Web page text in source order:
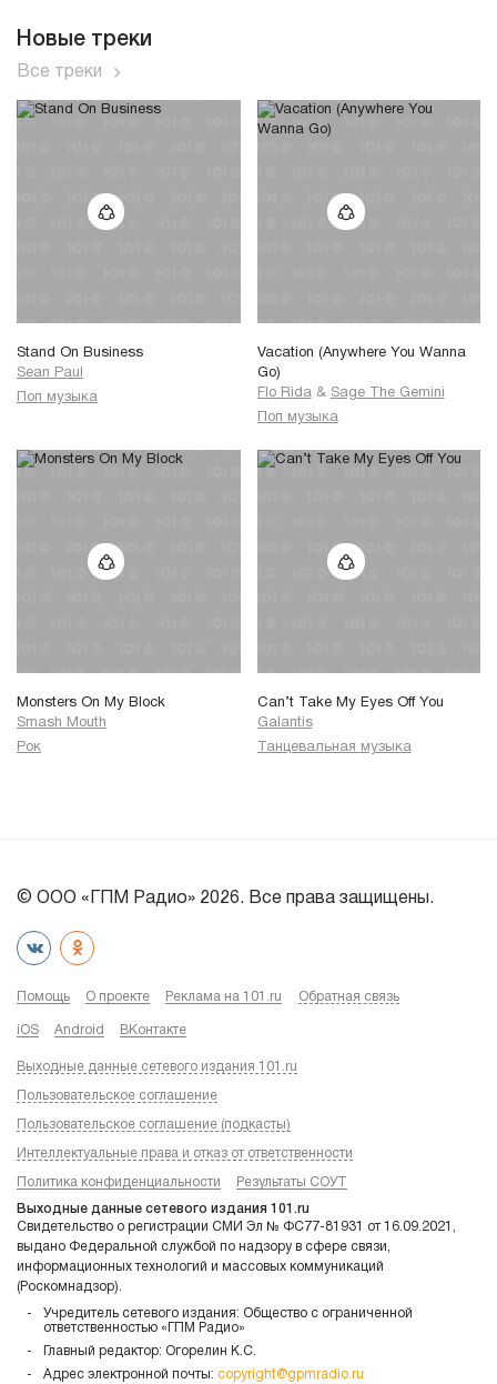
Новые треки
Все треки
Stand On Business
Sean Paul
Поп музыка
Vacation (Anywhere You Wanna
Go)
Flo Rida & Sage The Gemini
Поп музыка
Monsters On My Block
Smash Mouth
Рок
Can’t Take My Eyes Off You
Galantis
Танцевальная музыка
© ООО «ГПМ Радио» 2026. Все права защищены.
Помощь О проекте Реклама на 101.ru Обратная связь
iOS Android ВКонтакте
Выходные данные сетевого издания 101.ru
Пользовательское соглашение
Пользовательское соглашение (подкасты)
Интеллектуальные права и отказ от ответственности
Политика конфиденциальности Результаты СОУТ
Выходные данные сетевого издания 101.ru
Свидетельство о регистрации СМИ Эл № ФС77-81931 от 16.09.2021,
выдано Федеральной службой по надзору в сфере связи,
информационных технологий и массовых коммуникаций
(Роскомнадзор).
Учредитель сетевого издания: Общество с ограниченной
ответственностью «ГПМ Радио»
Главный редактор: Огорелин К.С.
Адрес электронной почты: copyright@gpmradio.ru